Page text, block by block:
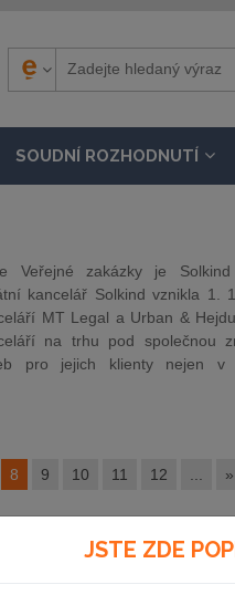
SOUDNÍ ROZHODNUTÍ
Veřejné zakázky je
kancelář Solkind vznikla 1.
MT Legal a Urban &
na trhu pod společnou
pro jejich klienty nejen v
8 9 10 11 12 »
to je BIM a jak
JSTE ZDE